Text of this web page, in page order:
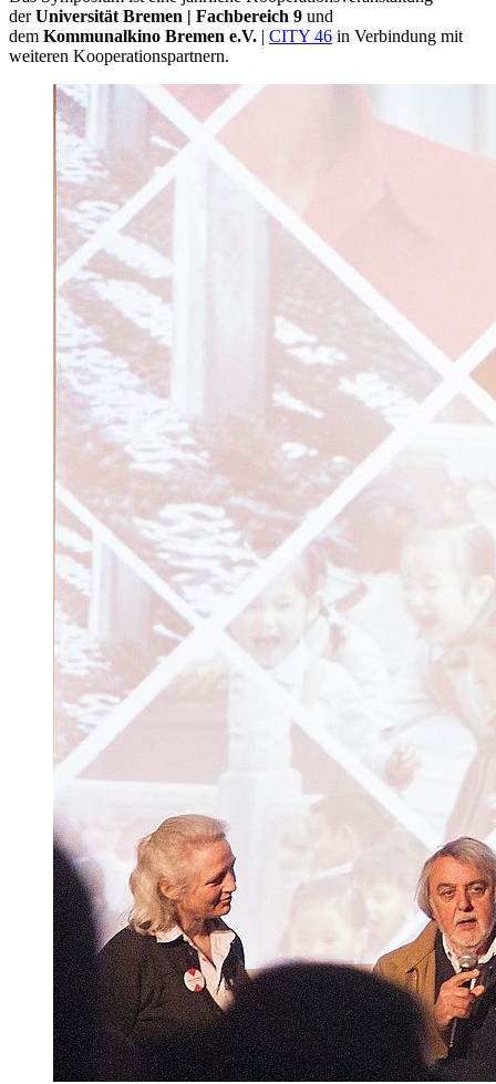
derUniversität Bremen | Fachbereich 9 und
dem Kommunalkino Bremen e.V. | CITY 46 in Verbindung mit
weiteren Kooperationspartnern.